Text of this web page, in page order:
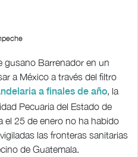
gusano Barrenador en un
a México a través del filtro
a finales de año, la
Pecuaria del Estado de
el 25 de enero no ha habido
las fronteras sanitarias
de Guatemala.